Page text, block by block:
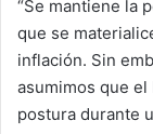
“Se mantiene la
que se
inflación. Sin
asumimos que el
postura durante